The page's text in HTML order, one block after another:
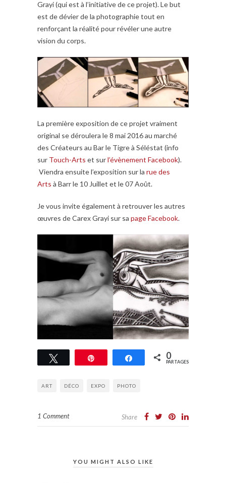
Grayi (qui est à l’initiative de ce projet). Le but
est de dévier de la photographie tout en
renforçant la réalité pour révéler une autre
vision du corps.
La première exposition de ce projet vraiment
original se déroulera le 8 mai 2016 au marché
des Créateurs au Bar le Tigre à Séléstat (info
sur Touch-Arts et surl’évènement Facebook).
Viendra ensuite l’exposition sur la rue des
Arts à Barr le 10 Juillet et le 07 Août.
Je vous invite également à retrouver les autres
œuvres de Carex Grayi sur sa page Facebook.
Tweetez Partagez0
PARTAGES
ART DÉCO EXPO PHOTO
1 Comment Share
YOU MIGHT ALSO LIKE